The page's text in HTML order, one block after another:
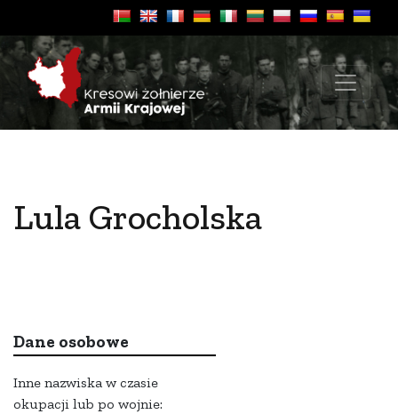
Lula Grocholska
Dane osobowe
Inne nazwiska w czasie
okupacji lub po wojnie: